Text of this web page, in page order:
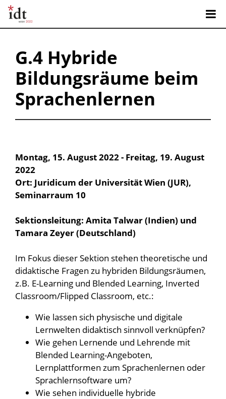
G.4 Hybride
Bildungsräume beim
Sprachenlernen
Montag, 15. August 2022 - Freitag, 19. August
2022
Ort: Juridicum der Universität Wien (JUR),
Seminarraum 10
Sektionsleitung: Amita Talwar (Indien) und
Tamara Zeyer (Deutschland)
Im Fokus dieser Sektion stehen theoretische und
didaktische Fragen zu hybriden Bildungsräumen,
z.B. E-Learning und Blended Learning, Inverted
Classroom/Flipped Classroom, etc.:
Wie lassen sich physische und digitale
Lernwelten didaktisch sinnvoll verknüpfen?
Wie gehen Lernende und Lehrende mit
Blended Learning-Angeboten,
Lernplattformen zum Sprachenlernen oder
Sprachlernsoftware um?
Wie sehen individuelle hybride